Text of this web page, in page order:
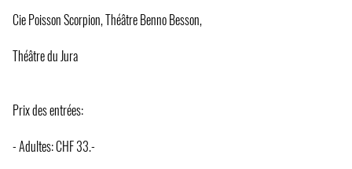
Cie Poisson Scorpion, Théâtre Benno Besson,
Théâtre du Jura
Prix des entrées:
- Adultes: CHF 33.-